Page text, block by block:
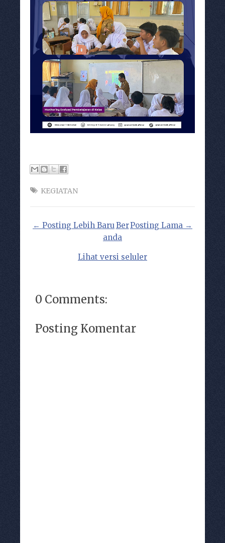
KEGIATAN
← Posting Lebih Baru Posting Lama →
Ber
anda
Lihat versi seluler
0 Comments:
Posting Komentar